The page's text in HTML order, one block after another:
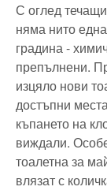
С оглед
няма нито
градина -
препълнени.
изцяло нови
достъпни
къпането на
виждали.
тоалетна за
влязат с